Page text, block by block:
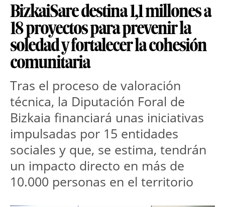
BizkaiSare destina 1,1 millones a
18 proyectos para prevenir la
soledad y fortalecer la cohesión
comunitaria
Tras el proceso de valoración
técnica, la Diputación Foral de
Bizkaia financiará unas iniciativas
impulsadas por 15 entidades
sociales y que, se estima, tendrán
un impacto directo en más de
10.000 personas en el territorio